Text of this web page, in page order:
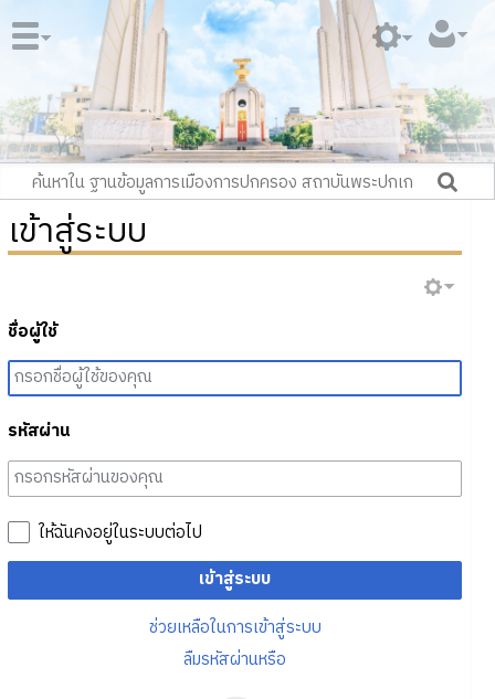
เข้าสู่ระบบ
ชื่อผู้ใช้
รหัสผ่าน
ให้ฉันคงอยู่ในระบบต่อไป
เข้าสู่ระบบ
ช่วยเหลือในการเข้าสู่ระบบ
ลืมรหัสผ่านหรือ